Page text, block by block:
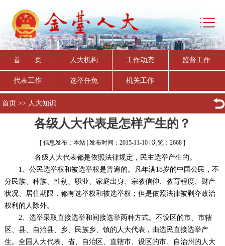
首 页 人大机构 工作动态 监督工作
代表工作 选举任免 机关工作
首页 >> 人大知识
各级人大代表是怎样产生的？
[ 信息发布：本站 | 发布时间：2015-11-10 | 浏览：2668 ]
各级人大代表都是依照法律规定，民主选举产生的。
1、公民选举权和被选举权是普遍的。凡年满18岁的中国公民，不
分民族、种族、性别、职业、家庭出身、宗教信仰、教育程度、财产
状况、居住期限，都有选举权和被选举权；但是依照法律被剥夺政治
权利的人除外。
2、选举采取直接选举和间接选举两种方式。不设区的市、市辖
区、县、自治县、乡、民族乡、镇的人大代表，由选民直接选举产
生。全国人大代表、省、自治区、直辖市、设区的市、自治州的人大